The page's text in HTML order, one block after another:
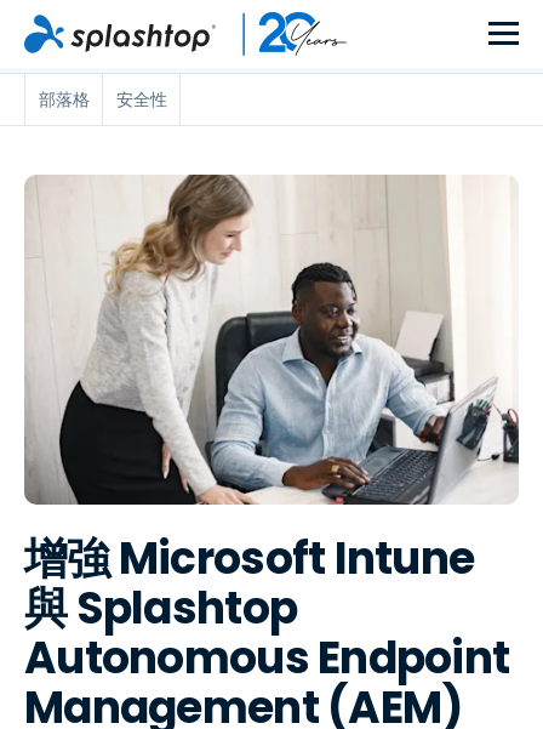
部落格 安全性
增強 Microsoft Intune
與 Splashtop
Autonomous Endpoint
Management (AEM)